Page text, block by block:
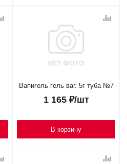
Вапигель гель ваг. 5г туба №7
1 165₽/шт
В корзину